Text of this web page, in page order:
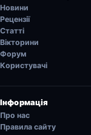
Новини
Рецензії
Статті
Вікторини
Форум
Користувачі
Інформація
Про нас
Правила сайту